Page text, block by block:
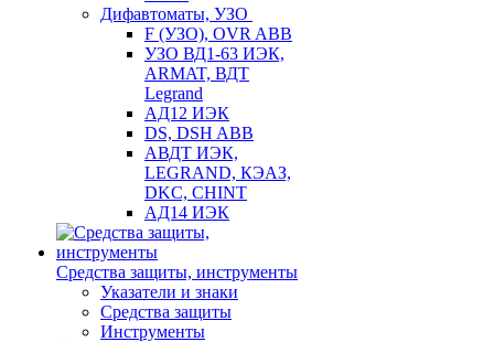
Дифавтоматы, УЗО
F (УЗО), OVR ABB
УЗО ВД1-63 ИЭК,
ARMAT, ВДТ
Legrand
АД12 ИЭК
DS, DSH ABB
АВДТ ИЭК,
LEGRAND, КЭАЗ,
DKC, CHINT
АД14 ИЭК
Средства защиты, инструменты
Указатели и знаки
Средства защиты
Инструменты